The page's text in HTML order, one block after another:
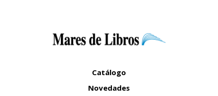
Catálogo
Novedades